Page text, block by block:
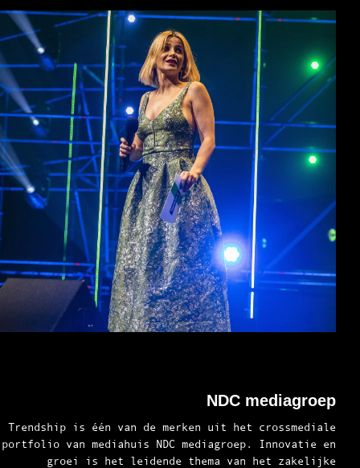
NDC mediagroep
Trendship is één van de merken uit het crossmediale
portfolio van mediahuis NDC mediagroep. Innovatie en
groei is het leidende thema van het zakelijke